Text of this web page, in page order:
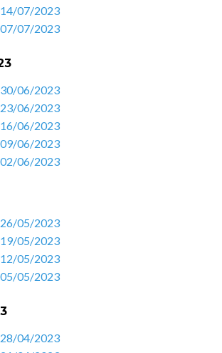
07/2023
07/2023
06/2023
06/2023
06/2023
06/2023
06/2023
05/2023
05/2023
05/2023
05/2023
04/2023